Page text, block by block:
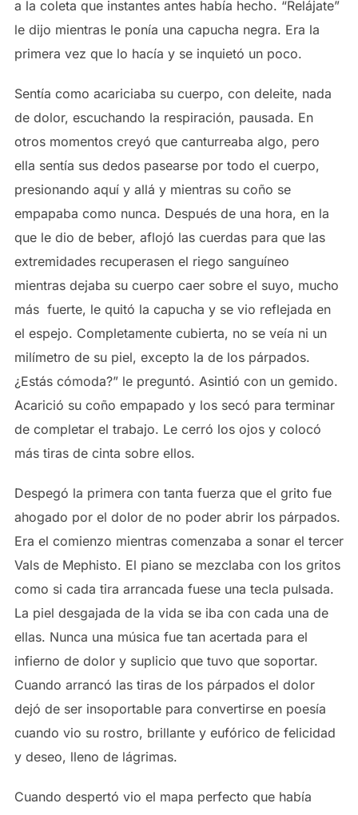
a la coleta que instantes antes había hecho. “Relájate”
le dijo mientras le ponía una capucha negra. Era la
primera vez que lo hacía y se inquietó un poco.
Sentía como acariciaba su cuerpo, con deleite, nada
de dolor, escuchando la respiración, pausada. En
otros momentos creyó que canturreaba algo, pero
ella sentía sus dedos pasearse por todo el cuerpo,
presionando aquí y allá y mientras su coño se
empapaba como nunca. Después de una hora, en la
que le dio de beber, aflojó las cuerdas para que las
extremidades recuperasen el riego sanguíneo
mientras dejaba su cuerpo caer sobre el suyo, mucho
más fuerte, le quitó la capucha y se vio reflejada en
el espejo. Completamente cubierta, no se veía ni un
milímetro de su piel, excepto la de los párpados.
¿Estás cómoda?” le preguntó. Asintió con un gemido.
Acarició su coño empapado y los secó para terminar
de completar el trabajo. Le cerró los ojos y colocó
más tiras de cinta sobre ellos.
Despegó la primera con tanta fuerza que el grito fue
ahogado por el dolor de no poder abrir los párpados.
Era el comienzo mientras comenzaba a sonar el tercer
Vals de Mephisto. El piano se mezclaba con los gritos
como si cada tira arrancada fuese una tecla pulsada.
La piel desgajada de la vida se iba con cada una de
ellas. Nunca una música fue tan acertada para el
infierno de dolor y suplicio que tuvo que soportar.
Cuando arrancó las tiras de los párpados el dolor
dejó de ser insoportable para convertirse en poesía
cuando vio su rostro, brillante y eufórico de felicidad
y deseo, lleno de lágrimas.
Cuando despertó vio el mapa perfecto que había